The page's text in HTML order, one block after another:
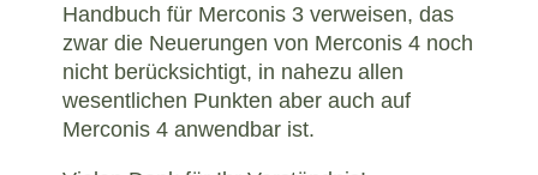
Handbuch für Merconis 3 verweisen, das
zwar die Neuerungen von Merconis 4 noch
nicht berücksichtigt, in nahezu allen
wesentlichen Punkten aber auch auf
Merconis 4 anwendbar ist.